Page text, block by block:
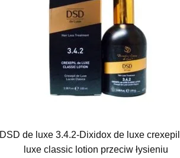
DSD de luxe 3.4.2-Dixidox de luxe
luxe classic lotion przeciw łysieniu